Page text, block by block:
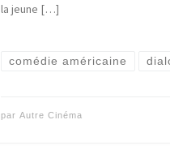
la jeune […]
comédie américaine
par Autre Cinéma